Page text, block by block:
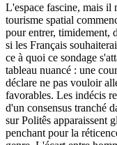
L'espace fascine, mais il
tourisme spatial
pour entrer, timidement,
si les Français
ce à quoi ce sondage
tableau nuancé : une
déclare ne pas vouloir
favorables. Les indécis
d'un consensus tranché
sur Politês apparaissent
penchant pour la